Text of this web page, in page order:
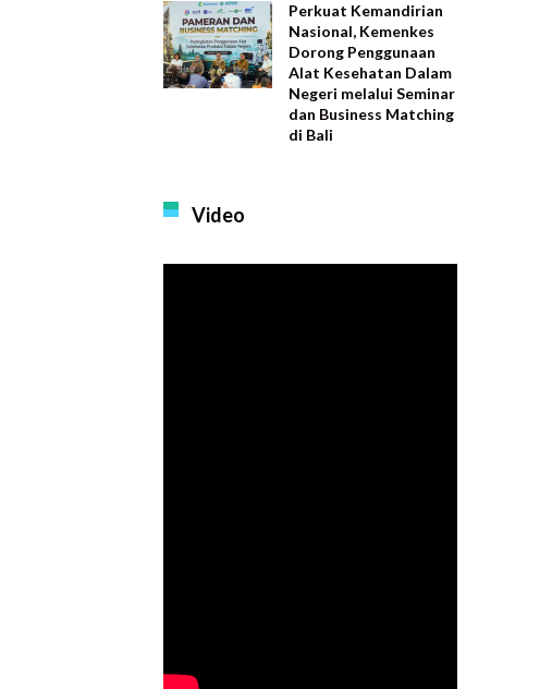
Perkuat Kemandirian
Nasional, Kemenkes
Dorong Penggunaan
Alat Kesehatan Dalam
Negeri melalui Seminar
dan Business Matching
di Bali
Video